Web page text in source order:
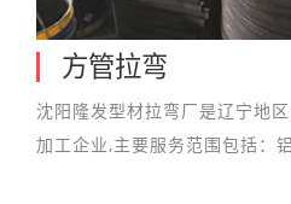
方管拉弯
沈阳隆发型材拉弯厂是辽宁地
加工企业,主要服务范围包括：